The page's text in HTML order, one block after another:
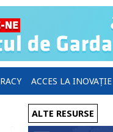
ACCES LA INOVAȚIE
ALTE RESURSE